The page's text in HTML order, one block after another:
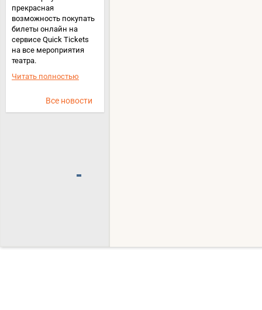
прекрасная
возможность покупать
билеты онлайн на
сервисе Quick Tickets
на все мероприятия
театра.
Читать полностью
Все новости